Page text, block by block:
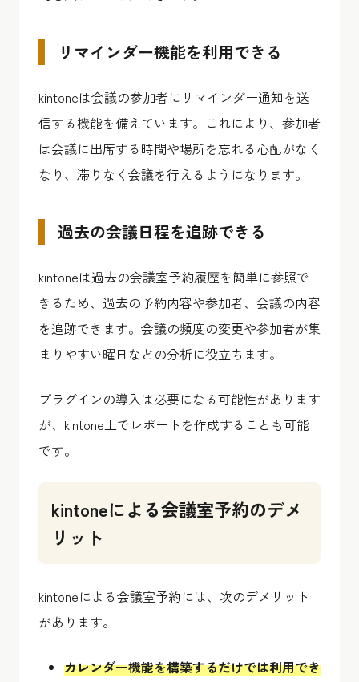
リマインダー機能を利用できる
kintoneは会議の参加者にリマインダー通知を送
信する機能を備えています。これにより、参加者
は会議に出席する時間や場所を忘れる心配がなく
なり、滞りなく会議を行えるようになります。
過去の会議日程を追跡できる
kintoneは過去の会議室予約履歴を簡単に参照で
きるため、過去の予約内容や参加者、会議の内容
を追跡できます。会議の頻度の変更や参加者が集
まりやすい曜日などの分析に役立ちます。
プラグインの導入は必要になる可能性があります
が、kintone上でレポートを作成することも可能
です。
kintoneによる会議室予約のデメ
リット
kintoneによる会議室予約には、次のデメリット
があります。
カレンダー機能を構築するだけでは利用でき